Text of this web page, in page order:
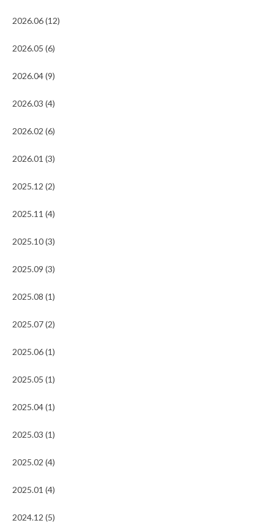
2026.06 (12)
2026.05 (6)
2026.04 (9)
2026.03 (4)
2026.02 (6)
2026.01 (3)
2025.12 (2)
2025.11 (4)
2025.10 (3)
2025.09 (3)
2025.08 (1)
2025.07 (2)
2025.06 (1)
2025.05 (1)
2025.04 (1)
2025.03 (1)
2025.02 (4)
2025.01 (4)
2024.12 (5)